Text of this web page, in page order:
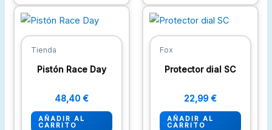
página
Tienda
Pistón Race Day
48,40€
AÑADIR AL
CARRITO
Fox
Protector dial SC
22,99 €
AÑADIR AL
CARRITO